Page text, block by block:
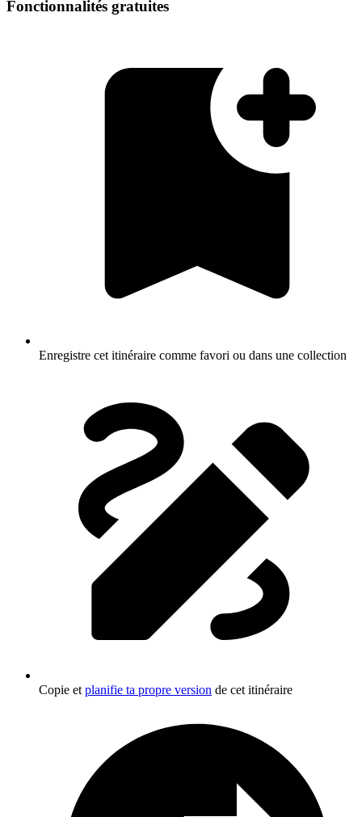
Fonctionnalités gratuites
Enregistre cet itinéraire comme favori ou dans une collection
Copie et planifie ta propre version de cet itinéraire